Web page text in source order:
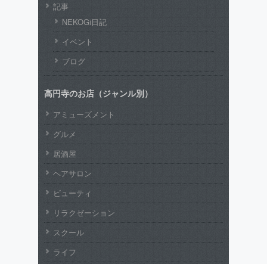
記事
NEKOGi日記
イベント
ブログ
高円寺のお店（ジャンル別）
アミューズメント
グルメ
居酒屋
ヘアサロン
ビューティ
リラクゼーション
スクール
ライフ